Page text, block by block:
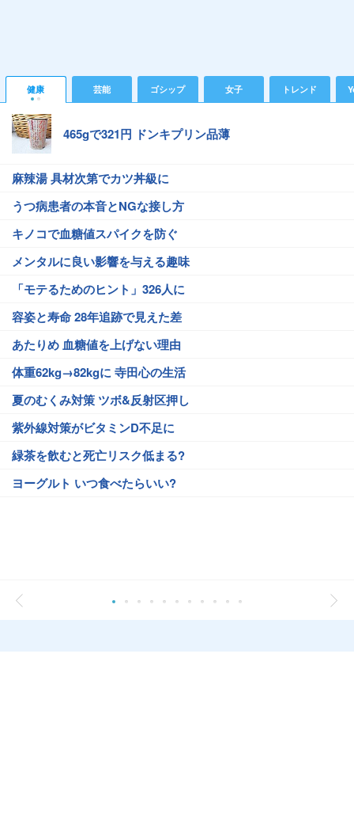
健康 芸能 ゴシップ 女子 トレンド
465gで321円 ドンキプリン品薄
麻辣湯 具材次第でカツ丼級に
うつ病患者の本音とNGな接し方
キノコで血糖値スパイクを防ぐ
メンタルに良い影響を与える趣味
「モテるためのヒント」326人に
容姿と寿命 28年追跡で見えた差
あたりめ 血糖値を上げない理由
体重62kg→82kgに 寺田心の生活
夏のむくみ対策 ツボ&反射区押し
紫外線対策がビタミンD不足に
緑茶を飲むと死亡リスク低まる?
ヨーグルト いつ食べたらいい?